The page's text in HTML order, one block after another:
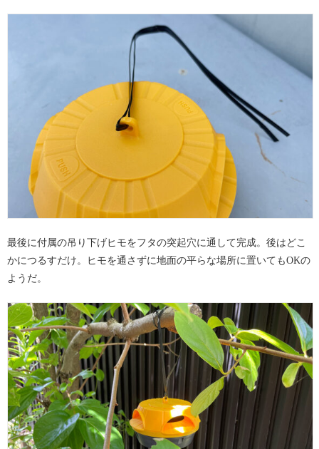
最後に付属の吊り下げヒモをフタの突起穴に通して完成。後はどこ
かにつるすだけ。ヒモを通さずに地面の平らな場所に置いてもOKの
ようだ。